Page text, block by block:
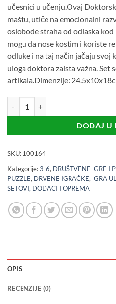
učesnici u učenju.Ovaj
maštu, utiče na emocionalni
oslobode straha od odlaska
mogu da nose kostim i koriste
odluke i na taj način jačaju svoj
uloga doktora zaista važna. Set
artikala.Dimenzije:
DODAJ U
SKU: 100164
Kategorije:3-6, DRUŠTVENE IGRE I
PUZZLE, DRVENE IGRAČKE, IGRA
SETOVI, DODACI I OPREMA
OPIS
RECENZIJE (0)